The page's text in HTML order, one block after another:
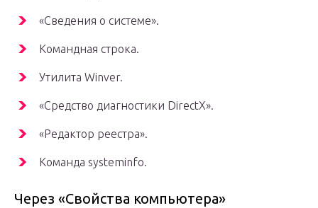
«Сведения о системе».
Командная строка.
Утилита Winver.
«Средство диагностики DirectX».
«Редактор реестра».
Команда systeminfo.
Через «Свойства компьютера»